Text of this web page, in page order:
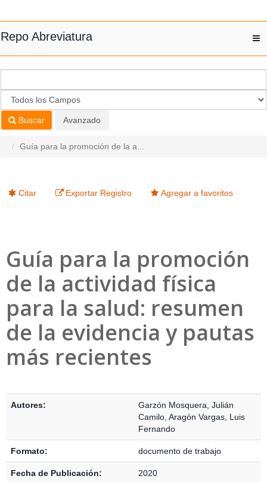
Repo Abreviatura
Buscar Avanzado
Guía para la promoción de la a...
Citar Exportar Registro Agregar a favoritos
Guía para la promoción
de la actividad física
para la salud: resumen
de la evidencia y pautas
más recientes
Autores:
Garzón Mosquera, Julián
Camilo Aragón Vargas, Luis
Fernando
Formato: documento de trabajo
Fecha de Publicación: 2020